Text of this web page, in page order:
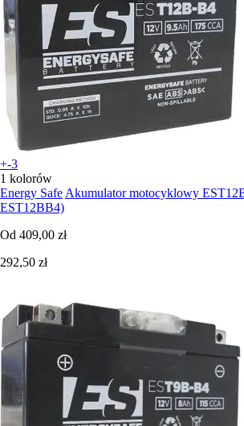
+-3
1 kolorów
Energy Safe Akumulator motocyklowy
EST12BB4)
Od 409,00 zł
292,50 zł